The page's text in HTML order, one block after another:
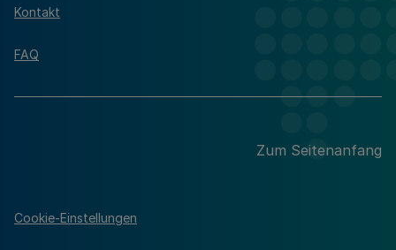
Kontakt
FAQ
Zum Seitenanfang
Cookie-Einstellungen